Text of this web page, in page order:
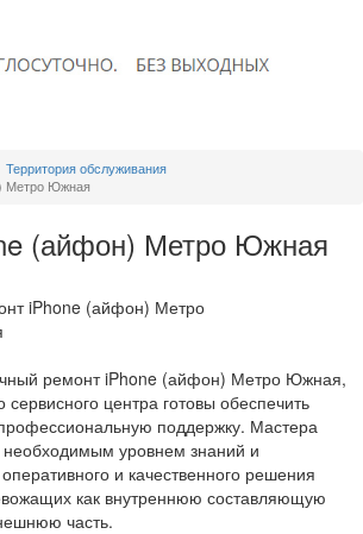
Территория обслуживания
Метро Южная
(айфон) Метро Южная
ремонт iPhone (айфон) Метро Южная,
центра готовы обеспечить
поддержку. Мастера
уровнем знаний и
и качественного решения
как внутреннюю составляющую
часть.